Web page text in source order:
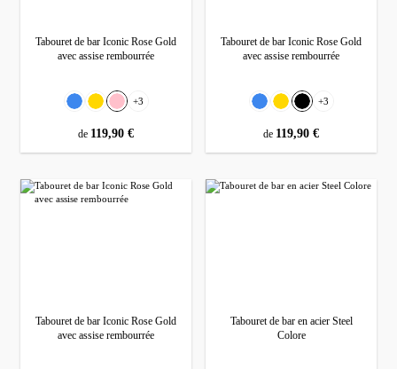
Tabouret de bar Iconic Rose Gold
avec assise rembourrée
Sélectionnez
CouleurBleu GoldRose
+3
prix régulier :
de 119,90 €
Tabouret de bar Iconic Rose Gold
avec assise rembourrée
Sélectionnez
CouleurBleu GoldNoir
+3
prix régulier :
de 119,90 €
Tabouret de bar Iconic Rose Gold
avec assise rembourrée
Tabouret de bar en acier Steel
Colore